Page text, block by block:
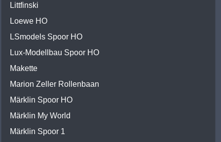
Littfinski
Loewe HO
LSmodels Spoor HO
Lux-Modellbau Spoor HO
Makette
Marion Zeller Rollenbaan
Märklin Spoor HO
Märklin My World
Märklin Spoor 1